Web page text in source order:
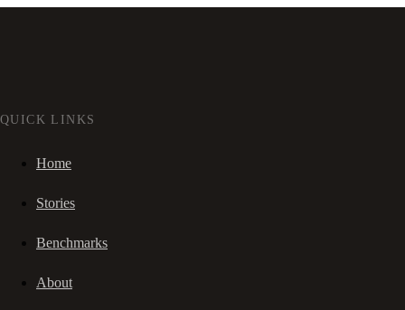
QUICK LINKS
Home
Stories
Benchmarks
About